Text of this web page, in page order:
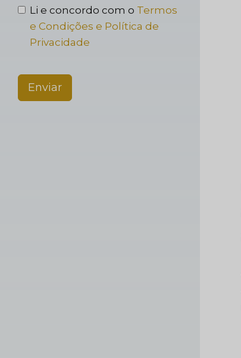
Li e concordo com o Termos
e Condições e Política de
Privacidade
Enviar